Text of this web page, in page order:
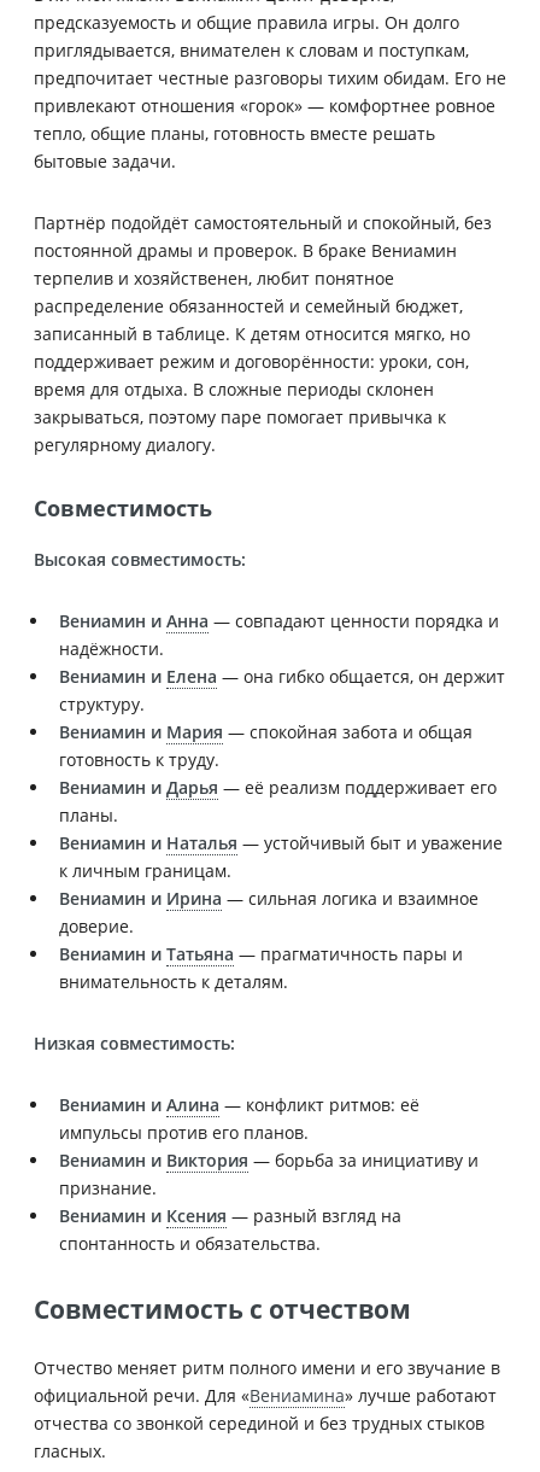
предсказуемость и общие правила игры. Он долго
приглядывается, внимателен к словам и поступкам,
предпочитает честные разговоры тихим обидам. Его не
привлекают отношения «горок» — комфортнее ровное
тепло, общие планы, готовность вместе решать
бытовые задачи.
Партнёр подойдёт самостоятельный и спокойный, без
постоянной драмы и проверок. В браке Вениамин
терпелив и хозяйственен, любит понятное
распределение обязанностей и семейный бюджет,
записанный в таблице. К детям относится мягко, но
поддерживает режим и договорённости: уроки, сон,
время для отдыха. В сложные периоды склонен
закрываться, поэтому паре помогает привычка к
регулярному диалогу.
Совместимость
Высокая совместимость:
Вениамин и Анна — совпадают ценности порядка и
надёжности.
Вениамин и Елена — она гибко общается, он держит
структуру.
Вениамин и Мария — спокойная забота и общая
готовность к труду.
Вениамин и Дарья — её реализм поддерживает его
планы.
Вениамин и Наталья — устойчивый быт и уважение
к личным границам.
Вениамин и Ирина — сильная логика и взаимное
доверие.
Вениамин и Татьяна — прагматичность пары и
внимательность к деталям.
Низкая совместимость:
Вениамин и Алина — конфликт ритмов: её
импульсы против его планов.
Вениамин и Виктория — борьба за инициативу и
признание.
Вениамин и Ксения — разный взгляд на
спонтанность и обязательства.
Совместимость с отчеством
Отчество меняет ритм полного имени и его звучание в
официальной речи. Для «Вениамина» лучше работают
отчества со звонкой серединой и без трудных стыков
гласных.